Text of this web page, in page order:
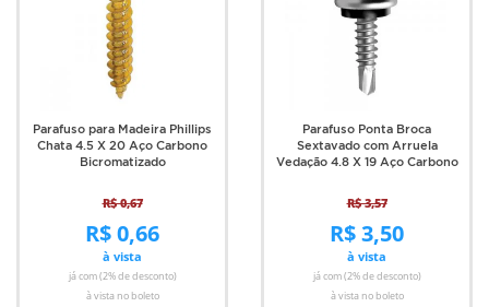
Parafuso para Madeira Phillips
Chata 4.5 X 20 Aço Carbono
Bicromatizado
R$ 0,67
R$ 0,66
à vista
já com (2% de desconto)
à vista no boleto
Parafuso Ponta Broca
Sextavado com Arruela
Vedação 4.8 X 19 Aço Carbono
R$ 3,57
R$ 3,50
à vista
já com (2% de desconto)
à vista no boleto